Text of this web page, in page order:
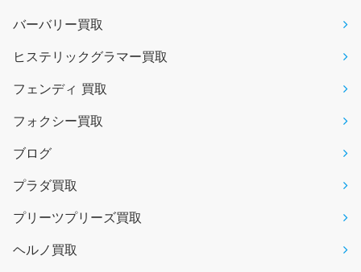
バーバリー買取
ヒステリックグラマー買取
フェンディ 買取
フォクシー買取
ブログ
プラダ買取
プリーツプリーズ買取
ヘルノ買取